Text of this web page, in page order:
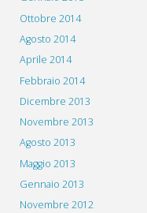
Ottobre 2014
Agosto 2014
Aprile 2014
Febbraio 2014
Dicembre 2013
Novembre 2013
Agosto 2013
Maggio 2013
Gennaio 2013
Novembre 2012